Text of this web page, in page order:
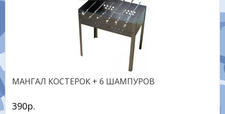
МАНГАЛ КОСТЕРОК + 6 ШАМПУРОВ
390р.